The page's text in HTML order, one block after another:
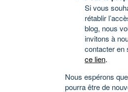
Si vous
rétablir
blog, nous
invitons à
contacter en
ce lien.
Nous espérons
pourra être de